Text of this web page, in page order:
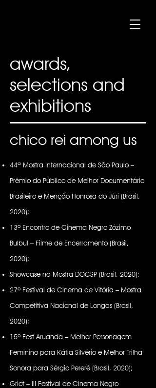
awards,
selections and
exhibitions
chico rei among us
44ª Mostra Internacional de São Paulo –
Prêmio do Público de Melhor Documentário
Brasileiro e Menção Honrosa do Júri (Brasil,
2020);
13º Encontro de Cinema Negro Zózimo
Bulbul – Filme de Encerramento (Brasil,
2020);
Showcase na Mostra DOCSP (Brasil, 2020);
27º Festival de Cinema de Vitória – Mostra
Competitiva Nacional de Longas (Brasil,
2020);
15º Fest Aruanda – Melhor Personagem
Feminino para Kátia Silvério e Melhor Trilha
Sonora para Sérgio Pererê (Brasil, 2020);
Griot – III Festival de Cinema Negro